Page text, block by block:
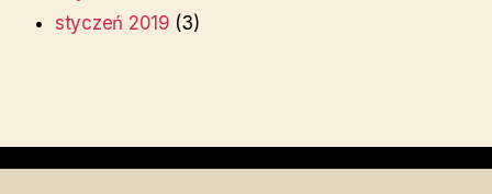
styczeń 2019 (3)